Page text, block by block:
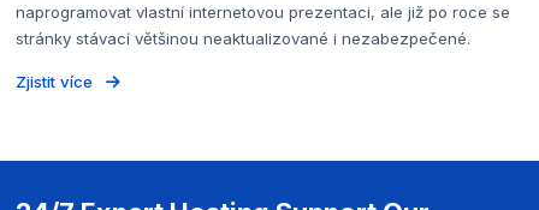
naprogramovat vlastní internetovou prezentaci, ale již po roce se
stránky stávací většinou neaktualizované i nezabezpečené.
Zjistit více